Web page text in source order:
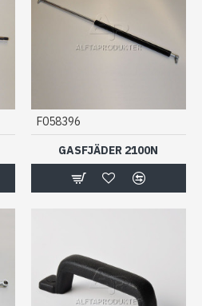
F058396
GASFJÄDER 2100N